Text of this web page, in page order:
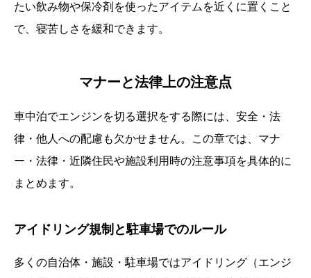
たい飲み物や保冷剤を使ったアイテムを近くに置くこと
で、寝苦しさを緩和できます。
マナーと法律上の注意点
車中泊でエンジンを切る選択をする際には、安全・法
律・他人への配慮も欠かせません。この章では、マナ
ー・法律・近隣住民や施設利用時の注意事項を具体的に
まとめます。
アイドリング規制と駐車場でのルール
多くの自治体・施設・駐車場ではアイドリング（エンジ